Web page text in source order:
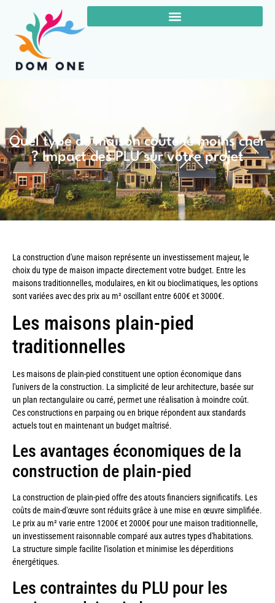
Quel type de maison coute le moins cher
? Impact des PLU sur votre projet
La construction d'une maison représente un investissement majeur, le
choix du type de maison impacte directement votre budget. Entre les
maisons traditionnelles, modulaires, en kit ou bioclimatiques, les options
sont variées avec des prix au m² oscillant entre 600€ et 3000€.
Les maisons plain-pied
traditionnelles
Les maisons de plain-pied constituent une option économique dans
l'univers de la construction. La simplicité de leur architecture, basée sur
un plan rectangulaire ou carré, permet une réalisation à moindre coût.
Ces constructions en parpaing ou en brique répondent aux standards
actuels tout en maintenant un budget maîtrisé.
Les avantages économiques de la
construction de plain-pied
La construction de plain-pied offre des atouts financiers significatifs. Les
coûts de main-d'œuvre sont réduits grâce à une mise en œuvre simplifiée.
Le prix au m² varie entre 1200€ et 2000€ pour une maison traditionnelle,
un investissement raisonnable comparé aux autres types d'habitations.
La structure simple facilite l'isolation et minimise les déperditions
énergétiques.
Les contraintes du PLU pour les